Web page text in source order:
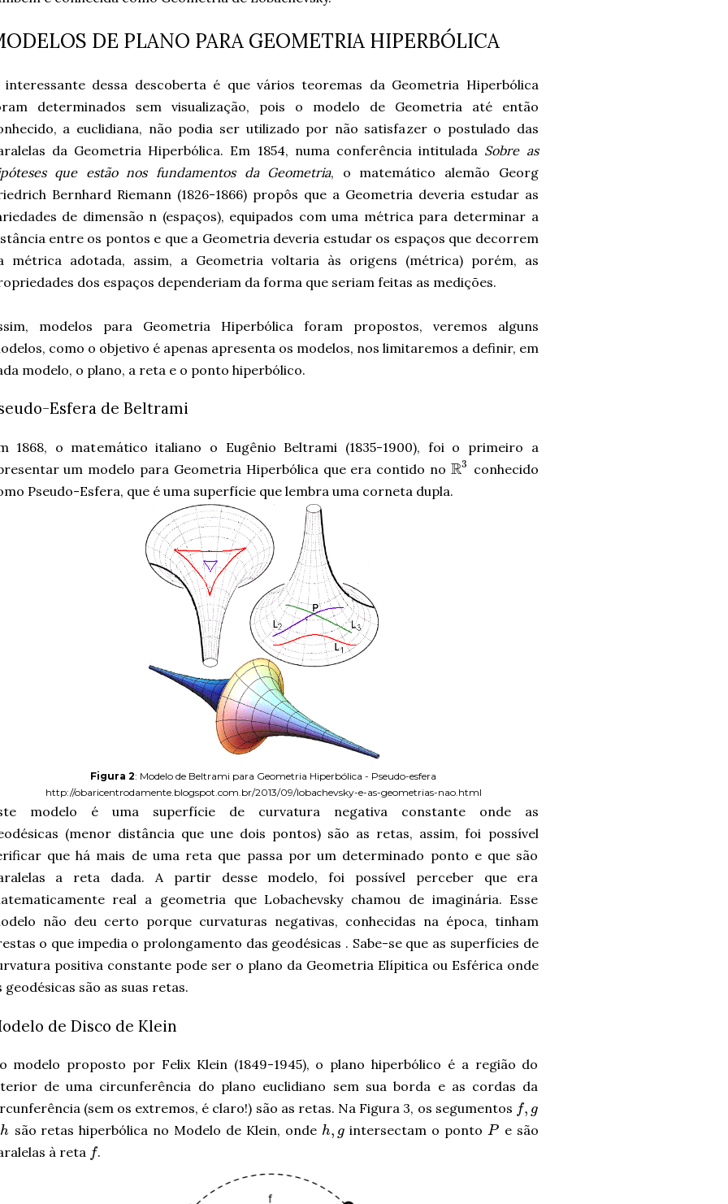
DE PLANO PARA GEOMETRIA HIPERBÓLICA
interessante dessa descoberta é que vários teoremas da Geometria Hiperbólica
determinados sem visualização, pois o modelo de Geometria até então
a euclidiana, não podia ser utilizado por não satisfazer o postulado das
da Geometria Hiperbólica. Em 1854, numa conferência intitulada Sobre as
que estão nos fundamentos da Geometria, o matemático alemão Georg
Bernhard Riemann (1826-1866) propôs que a Geometria deveria estudar as
de dimensão n (espaços), equipados com uma métrica para determinar a
entre os pontos e que a Geometria deveria estudar os espaços que decorrem
métrica adotada, assim, a Geometria voltaria às origens (métrica) porém, as
dos espaços dependeriam da forma que seriam feitas as medições.
modelos para Geometria Hiperbólica foram propostos, veremos alguns
como o objetivo é apenas apresenta os modelos, nos limitaremos a definir, em
modelo, o plano, a reta e o ponto hiperbólico.
Esfera de Beltrami
1868, o matemático italiano o Eugênio Beltrami (1835-1900), foi o primeiro a
um modelo para Geometria Hiperbólica que era contido noR3
conhecido
Pseudo-Esfera, que é uma superfície que lembra uma corneta dupla.
Figura 2: Modelo de Beltrami para Geometria Hiperbólica - Pseudo-esfera
http://obaricentrodamente.blogspot.com.br/2013/09/lobachevsky-e-as-geometrias-nao.html
modelo é uma superfície de curvatura negativa constante onde as
(menor distância que une dois pontos) são as retas, assim, foi possível
que há mais de uma reta que passa por um determinado ponto e que são
a reta dada. A partir desse modelo, foi possível perceber que era
real a geometria que Lobachevsky chamou de imaginária. Esse
não deu certo porque curvaturas negativas, conhecidas na época, tinham
o que impedia o prolongamento das geodésicas . Sabe-se que as superfícies de
positiva constante pode ser o plano da Geometria Elípitica ou Esférica onde
geodésicas são as suas retas.
de Disco de Klein
modelo proposto por Felix Klein (1849-1945), o plano hiperbólico é a região do
de uma circunferência do plano euclidiano sem sua borda e as cordas da
(sem os extremos, é claro!) são as retas. Na Figura 3, os segumentos f, g
h são retas hiperbólica no Modelo de Klein, onde h, g intersectam o ponto P e são
à reta f.